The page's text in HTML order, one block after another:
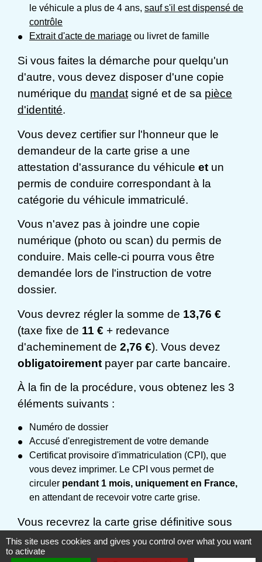
le véhicule a plus de 4 ans, sauf s'il est dispensé de
contrôle
Extrait d'acte de mariage ou livret de famille
Si vous faites la démarche pour quelqu'un
d'autre, vous devez disposer d'une copie
numérique du mandatsigné et de sa pièce
d'identité.
Vous devez certifier sur l'honneur que le
demandeur de la carte grise a une
attestation d'assurance du véhicule et un
permis de conduire correspondant à la
catégorie du véhicule immatriculé.
Vous n'avez pas à joindre une copie
numérique (photo ou scan) du permis de
conduire. Mais celle-ci pourra vous être
demandée lors de l'instruction de votre
dossier.
Vous devrez régler la somme de 13,76 €
(taxe fixe de 11 € + redevance
d'acheminement de 2,76 €). Vous devez
obligatoirement payer par carte bancaire.
À la fin de la procédure, vous obtenez les 3
éléments suivants :
Numéro de dossier
Accusé d'enregistrement de votre demande
Certificat provisoire d'immatriculation (CPI), que
vous devez imprimer. Le CPI vous permet de
circuler pendant 1 mois, uniquement en France,
en attendant de recevoir votre carte grise.
Vous recevrez la carte grise définitive sous
pli sécuriséà votre domicile dansun délai
qui peut varier
This site uses cookies and gives you control over what you want
to activate